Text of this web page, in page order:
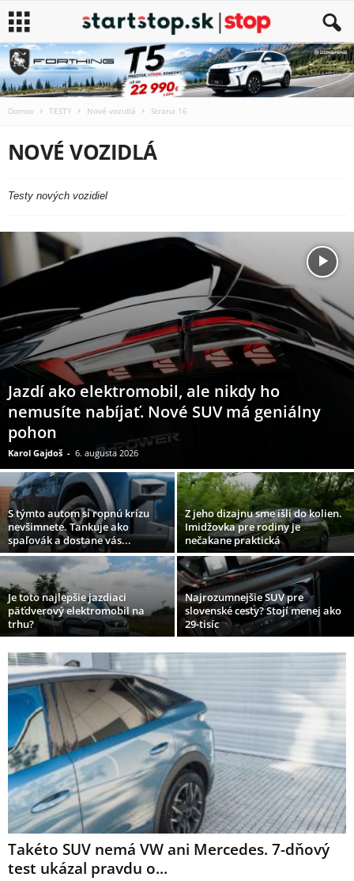
Domov TESTY Nové vozidlá Strana 16
NOVÉ VOZIDLÁ
Testy nových vozidiel
Jazdí ako elektromobil, ale nikdy ho
nemusíte nabíjať. Nové SUV má geniálny
pohon
Karol Gajdoš - 6. augusta 2026
S týmto autom si ropnú krízu
nevšimnete. Tankuje ako
spaľovák a dostane vás...
Z jeho dizajnu sme išli do kolien.
Imidžovka pre rodiny je
nečakane praktická
Je toto najlepšie jazdiaci
päťdverový elektromobil na
trhu?
Najrozumnejšie SUV pre
slovenské cesty? Stojí menej ako
29-tisíc
Takéto SUV nemá VW ani Mercedes. 7-dňový
test ukázal pravdu o...